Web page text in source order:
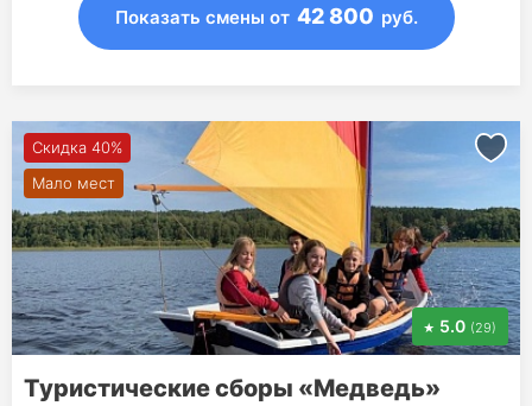
Показать смены от 42 800 руб.
Скидка 40%
Мало мест
5.0 (29)
Туристические сборы «Медведь»